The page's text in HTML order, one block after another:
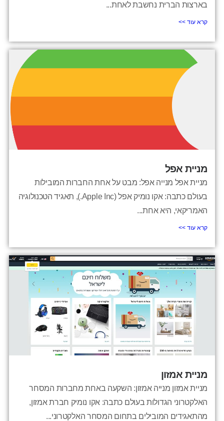
בארצות הברית נחשבת לאחת...
קרא עוד >>
מניית אפל
מניית אפל מנייה אפל: מבט על אחת החברות המובילות
בעולם כתבה: אקו נומיק אפל (Apple Inc.), תאגיד הטכנולוגיה
האמריקאי, היא אחת...
קרא עוד >>
מניית אמזון
מניית אמזון מנייה אמזון: השקעה באחת מחברות המסחר
האלקטרוני הגדולות בעולם כתבה: אקו נומיק חברת אמזון,
מהתאגידים המובילים בתחום המסחר האלקטרוני...